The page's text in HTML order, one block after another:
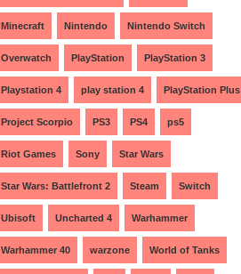
Minecraft Nintendo Nintendo Switch
Overwatch PlayStation PlayStation 3
Playstation 4 play station 4 PlayStation Plus
Project Scorpio PS3 PS4 ps5
Riot Games Sony Star Wars
Star Wars: Battlefront 2 Steam Switch
Ubisoft Uncharted 4 Warhammer
Warhammer 40 warzone World of Tanks